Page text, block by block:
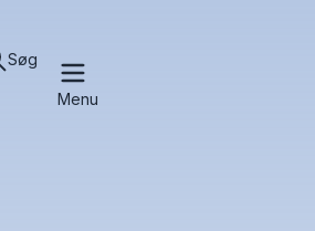
Søg
Menu